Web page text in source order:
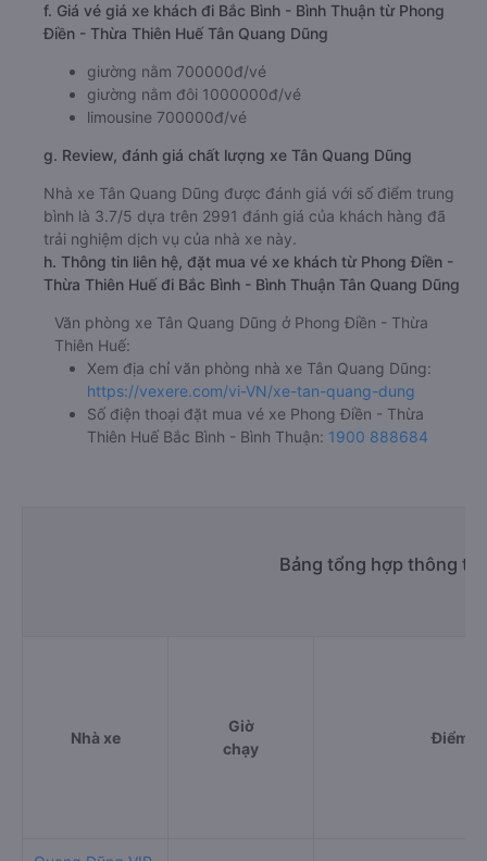
f. Giá vé giá xe khách đi Bắc Bình - Bình Thuận từ Phong
Điền - Thừa Thiên Huế Tân Quang Dũng
giường nằm 700000đ/vé
giường nằm đôi 1000000đ/vé
limousine 700000đ/vé
g. Review, đánh giá chất lượng xe Tân Quang Dũng
Nhà xe Tân Quang Dũng được đánh giá với số điểm trung
bình là 3.7/5 dựa trên 2991 đánh giá của khách hàng đã
trải nghiệm dịch vụ của nhà xe này.
h. Thông tin liên hệ, đặt mua vé xe khách từ Phong Điền -
Thừa Thiên Huế đi Bắc Bình - Bình Thuận Tân Quang Dũng
Văn phòng xe Tân Quang Dũng ở Phong Điền - Thừa
Thiên Huế:
Xem địa chỉ văn phòng nhà xe Tân Quang Dũng:
https://vexere.com/vi-VN/xe-tan-quang-dung
Số điện thoại đặt mua vé xe Phong Điền - Thừa
Thiên Huế Bắc Bình - Bình Thuận: 1900 888684
Bảng tổng hợp thông
Nhà xe
Giờ
chạy
Điểm đi